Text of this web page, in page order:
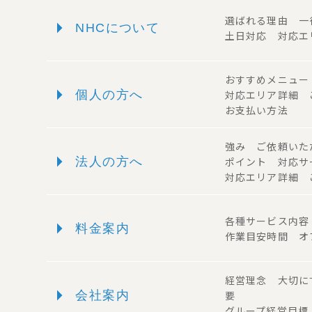
arrow_right NHCについて
選ばれる理由
土日対応 対応エ
arrow_right 個人の方へ
おすすめメニュ
対応エリア詳
お支払い方法
arrow_right 法人の方へ
強み ご依頼い
ポイント 対応
対応エリア詳細
arrow_right 料金案内
各種サービス
作業目安時間 オ
arrow_right 会社案内
経営理念 大切
要